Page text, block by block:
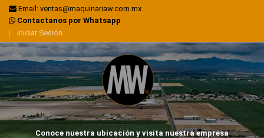
Email: ventas@maquinariaw.com.mx
Contactanos por Whatsapp
|
Iniciar Sesión
Conoce nuestra ubicación y visita nuestra empresa